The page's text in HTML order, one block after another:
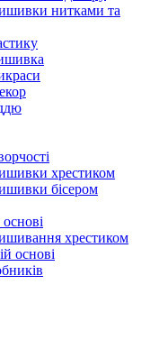
нитками та
хрестиком
бісером
хрестиком
основі